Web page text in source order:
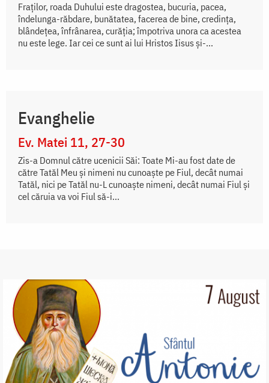
Fraților, roada Duhului este dragostea, bucuria, pacea,
îndelunga-răbdare, bunătatea, facerea de bine, credința,
blândețea, înfrânarea, curăția; împotriva unora ca acestea
nu este lege. Iar cei ce sunt ai lui Hristos Iisus și-...
Evanghelie
Ev. Matei 11, 27-30
Zis-a Domnul către ucenicii Săi: Toate Mi-au fost date de
către Tatăl Meu și nimeni nu cunoaște pe Fiul, decât numai
Tatăl, nici pe Tatăl nu-L cunoaște nimeni, decât numai Fiul și
cel căruia va voi Fiul să-i...